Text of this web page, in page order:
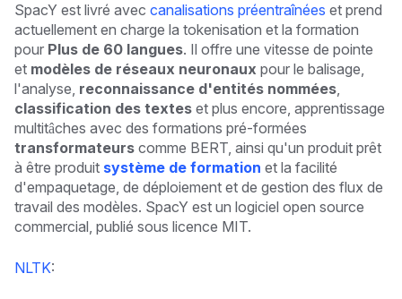
SpacY est livré avec canalisations préentraînées et prend
actuellement en charge la tokenisation et la formation
pour Plus de 60 langues. Il offre une vitesse de pointe
et modèles de réseaux neuronaux pour le balisage,
l'analyse, reconnaissance d'entités nommées,
classification des textes et plus encore, apprentissage
multitâches avec des formations pré-formées
transformateurs comme BERT, ainsi qu'un produit prêt
à être produit système de formation et la facilité
d'empaquetage, de déploiement et de gestion des flux de
travail des modèles. SpacY est un logiciel open source
commercial, publié sous licence MIT.
NLTK: